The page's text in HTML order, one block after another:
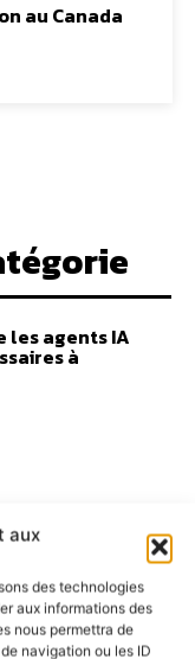
aux
des technologies
aux informations des
nous permettra de
navigation ou les ID
au Canada
les agents IA
à
de leur
accompagne